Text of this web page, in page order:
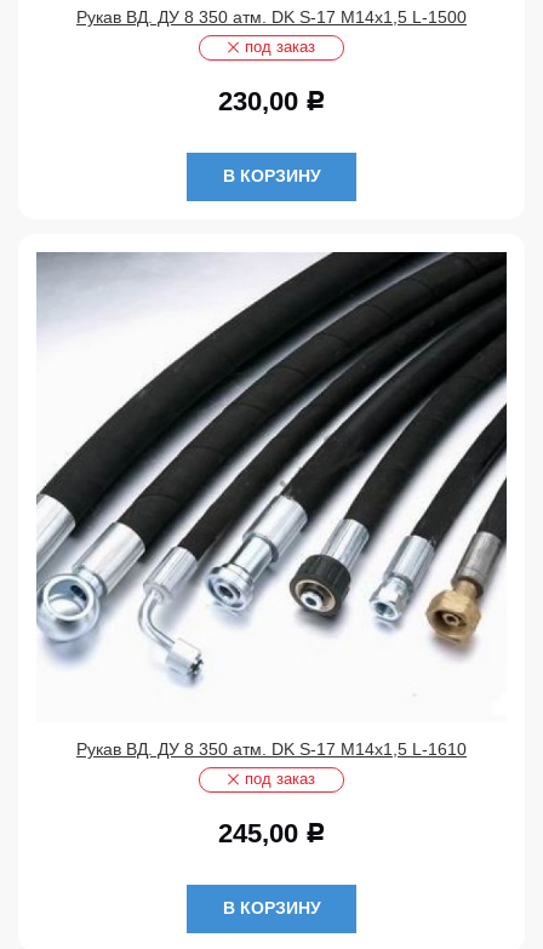
Рукав ВД. ДУ 8 350 атм. DK S-17 М14х1,5 L-1500
под заказ
230,00 Р
В КОРЗИНУ
Рукав ВД. ДУ 8 350 атм. DK S-17 М14х1,5 L-1610
под заказ
245,00 Р
В КОРЗИНУ